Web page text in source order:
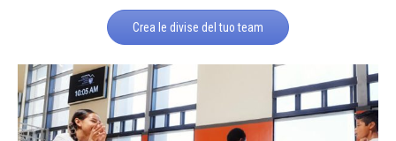
Crea le divise del tuo team